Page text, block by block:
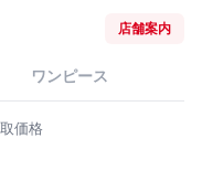
店舗案内
ワンピース
価格